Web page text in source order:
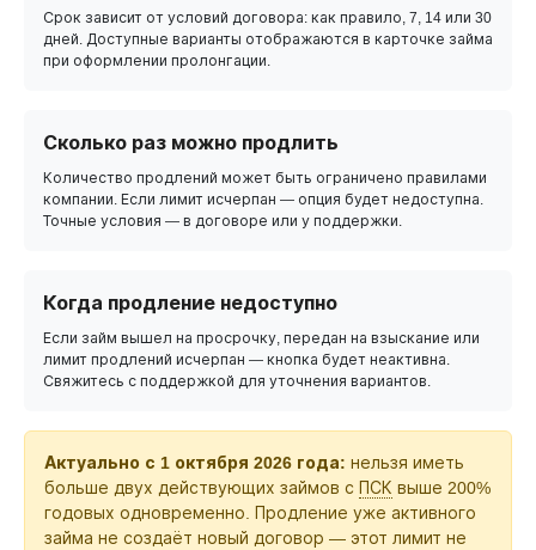
Срок зависит от условий договора: как правило, 7, 14 или 30
дней. Доступные варианты отображаются в карточке займа
при оформлении пролонгации.
Сколько раз можно продлить
Количество продлений может быть ограничено правилами
компании. Если лимит исчерпан — опция будет недоступна.
Точные условия — в договоре или у поддержки.
Когда продление недоступно
Если займ вышел на просрочку, передан на взыскание или
лимит продлений исчерпан — кнопка будет неактивна.
Свяжитесь с поддержкой для уточнения вариантов.
Актуально с 1 октября 2026 года: нельзя иметь
больше двух действующих займов с ПСК выше 200%
годовых одновременно. Продление уже активного
займа не создаёт новый договор — этот лимит не